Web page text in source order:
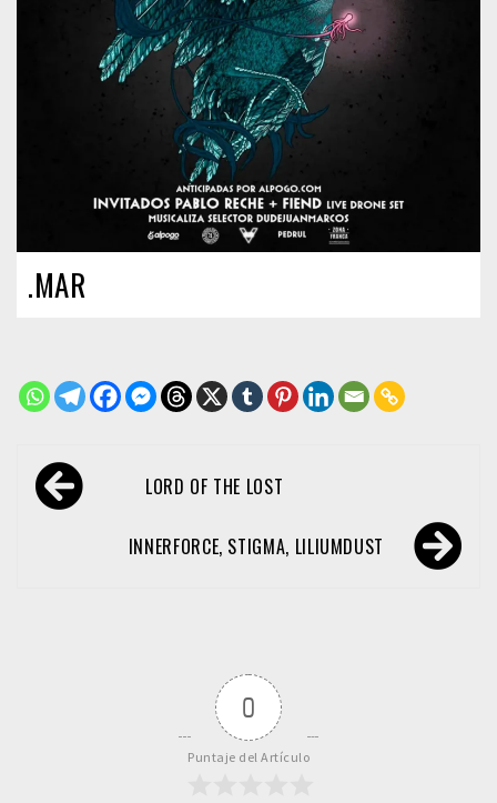
.MAR
Navegación
de
entradas
LORD OF THE LOST
INNERFORCE, STIGMA, LILIUMDUST
0
Puntaje del Artículo